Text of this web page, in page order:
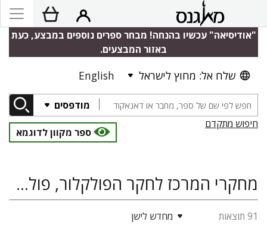
"אודיסיאה" עכשיו בהנחה! מבחר ספרים נוספים במבצע, כעת
באזור המבצעים.
שלח אל: מחוץ לישראל English
מודפסים
חיפוש מתקדם
ספר מקוון לדוגמא
מחקרי המרכז לחקר הפולקלור, פולקלור ותרבות עממית
91 תוצאות מחדש לישן